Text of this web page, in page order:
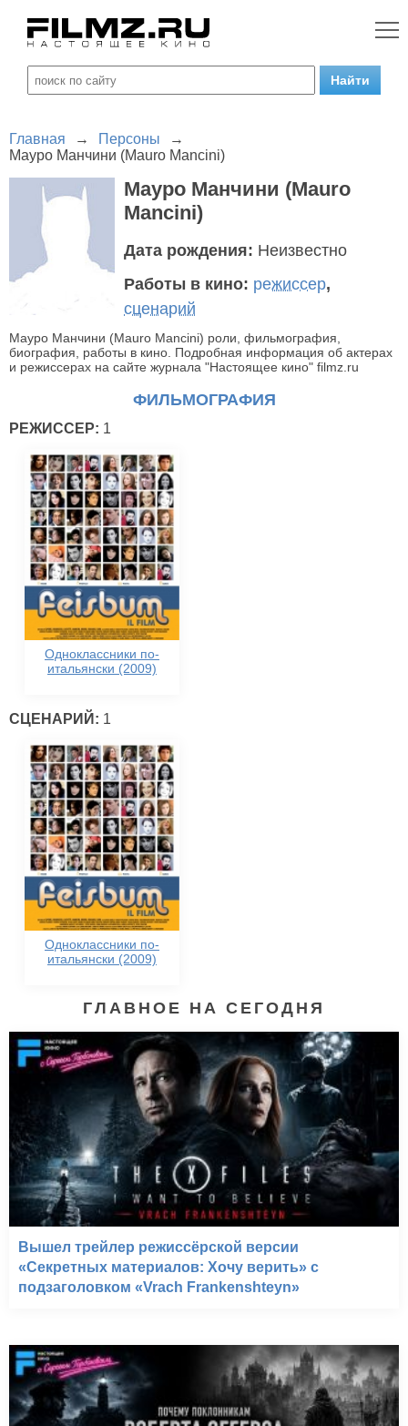
Главная → Персоны
→
Мауро Манчини (Mauro Mancini)
Мауро Манчини (Mauro
Mancini)
Дата рождения: Неизвестно
Работы в кино: режиссер,
сценарий
Мауро Манчини (Mauro Mancini) роли, фильмография,
биография, работы в кино. Подробная информация об актерах
и режиссерах на сайте журнала "Настоящее кино" filmz.ru
ФИЛЬМОГРАФИЯ
РЕЖИССЕР: 1
Одноклассники по-
итальянски (2009)
СЦЕНАРИЙ: 1
Одноклассники по-
итальянски (2009)
ГЛАВНОЕ НА СЕГОДНЯ
Вышел трейлер режиссёрской версии
«Секретных материалов: Хочу верить» с
подзаголовком «Vrach Frankenshteyn»